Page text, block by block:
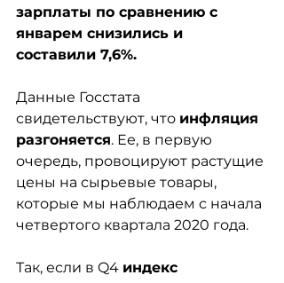
зарплаты по сравнению с
январем снизились и
составили 7,6%.
Данные Госстата
свидетельствуют, что инфляция
разгоняется. Ее, в первую
очередь, провоцируют растущие
цены на сырьевые товары,
которые мы наблюдаем с начала
четвертого квартала 2020 года.
Так, если в Q4 индекс